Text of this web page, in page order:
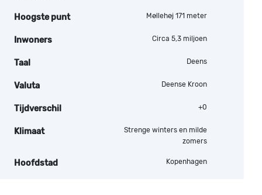
Hoogste punt Møllehøj 171 meter
Inwoners Circa 5,3 miljoen
Taal Deens
Valuta Deense Kroon
Tijdverschil +0
Klimaat
Strenge winters en milde
zomers
Hoofdstad Kopenhagen